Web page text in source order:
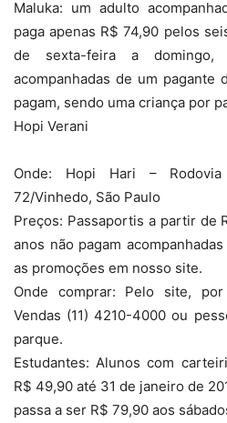
Maluka: um adulto
paga apenas R$ 74,90 pelos
de sexta-feira a domingo,
acompanhadas de um pagante
pagam, sendo uma criança por
Hopi Verani
Onde: Hopi Hari –
72/Vinhedo, São Paulo
Preços: Passaportis a partir de
anos não pagam
as promoções em nosso site.
Onde comprar: Pelo site,
Vendas (11) 4210-4000 ou
parque.
Estudantes: Alunos com
R$ 49,90 até 31 de janeiro de
passa a ser R$ 79,90 aos